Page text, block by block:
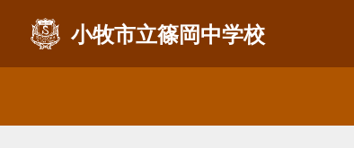
小牧市立篠岡中学校